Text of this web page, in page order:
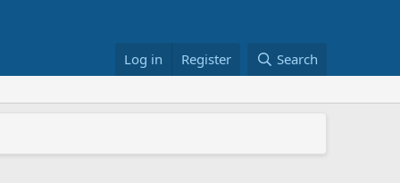
Log in Register Search